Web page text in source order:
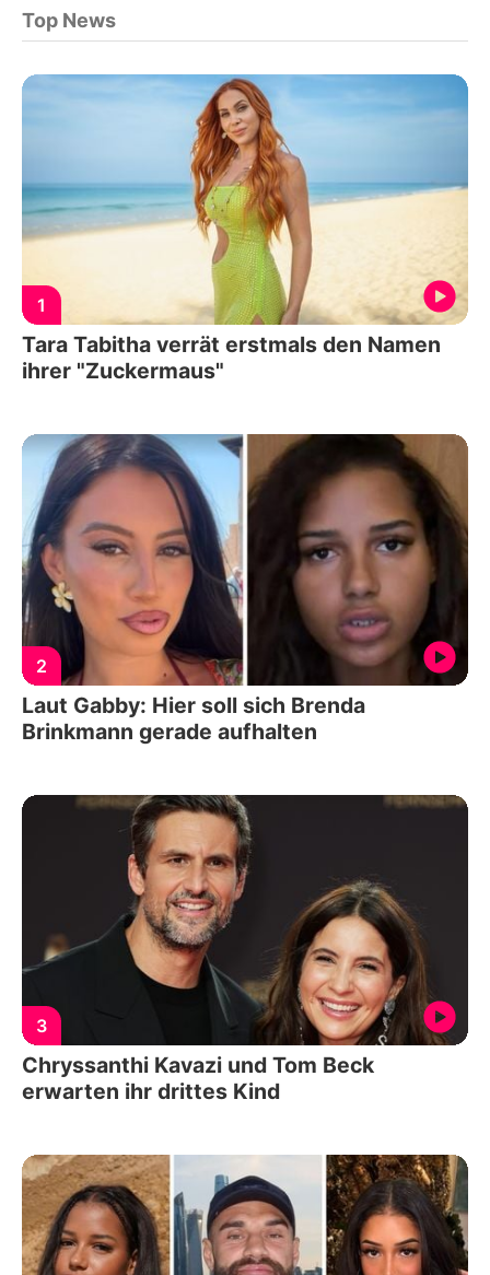
Top News
1
Tara Tabitha verrät erstmals den Namen
ihrer "Zuckermaus"
2
Laut Gabby: Hier soll sich Brenda
Brinkmann gerade aufhalten
3
Chryssanthi Kavazi und Tom Beck
erwarten ihr drittes Kind